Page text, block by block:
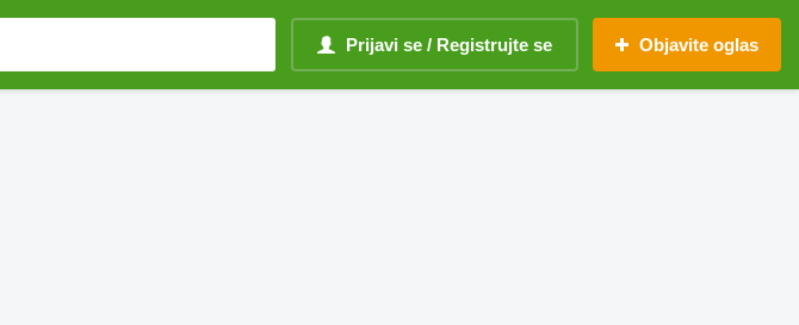
Prijavi se / Registrujte se Objavite oglas